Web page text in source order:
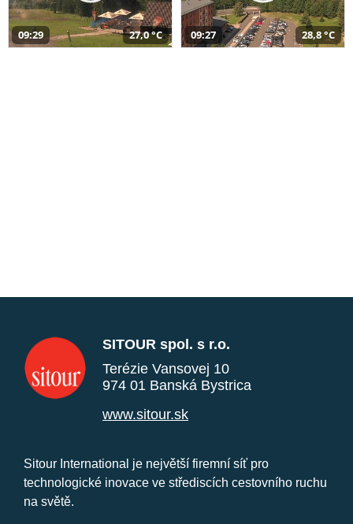
09:29 27,0 °C 09:27 28,8 °C
SITOUR spol. s r.o.
Terézie Vansovej 10
974 01 Banská Bystrica
www.sitour.sk
Sitour International je největší firemní síť pro
technologické inovace ve střediscích cestovního ruchu
na světě.